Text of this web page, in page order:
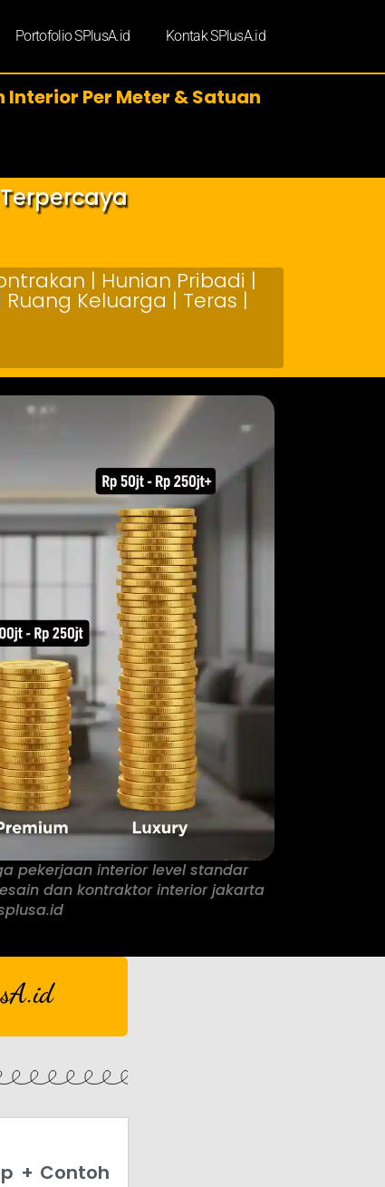
Portofolio SPlusA.id Kontak SPlusA.id
Interior Per Meter & Satuan
| Hunian Pribadi |
Keluarga | Teras |
pekerjaan interior level standar
dan kontraktor interior jakarta
+ Contoh